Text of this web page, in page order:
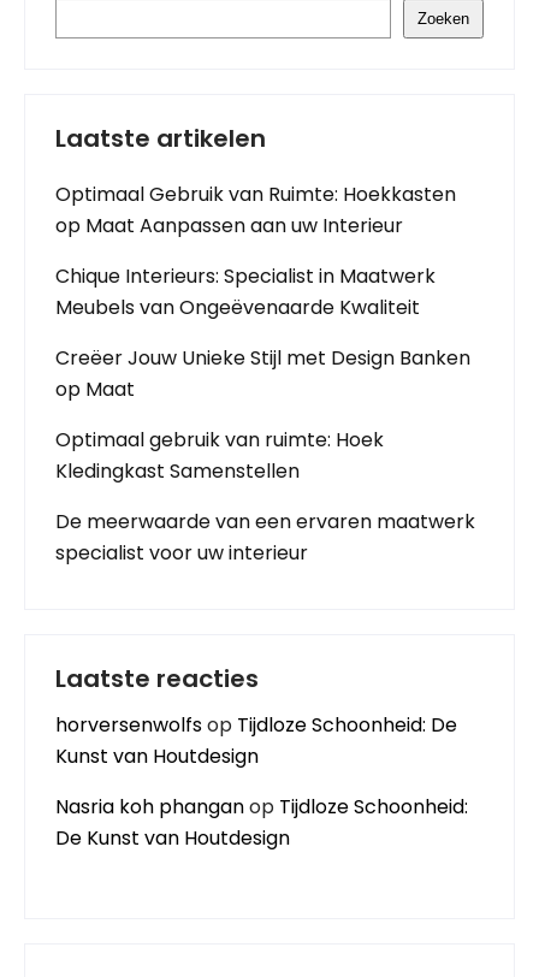
Zoeken
Laatste artikelen
Optimaal Gebruik van Ruimte: Hoekkasten
op Maat Aanpassen aan uw Interieur
Chique Interieurs: Specialist in Maatwerk
Meubels van Ongeëvenaarde Kwaliteit
Creëer Jouw Unieke Stijl met Design Banken
op Maat
Optimaal gebruik van ruimte: Hoek
Kledingkast Samenstellen
De meerwaarde van een ervaren maatwerk
specialist voor uw interieur
Laatste reacties
horversenwolfsop Tijdloze Schoonheid: De
Kunst van Houtdesign
Nasria koh phanganop Tijdloze Schoonheid:
De Kunst van Houtdesign